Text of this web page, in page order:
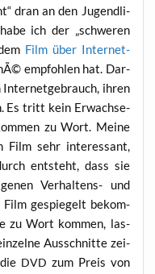
dran an den Jugend­li­
ich der „schwe­ren
Film über Inter­net­
emp­foh­len hat. Dar­
Inter­net­ge­brauch, ihren
Es tritt kein Erwach­se­
zu Wort. Mei­ne
Film sehr inter­es­sant,
ent­steht, dass sie
Ver­hal­tens- und
Film gespie­gelt bekom­
zu Wort kom­men, las­
Aus­schnit­te zei­
DVD zum Preis von